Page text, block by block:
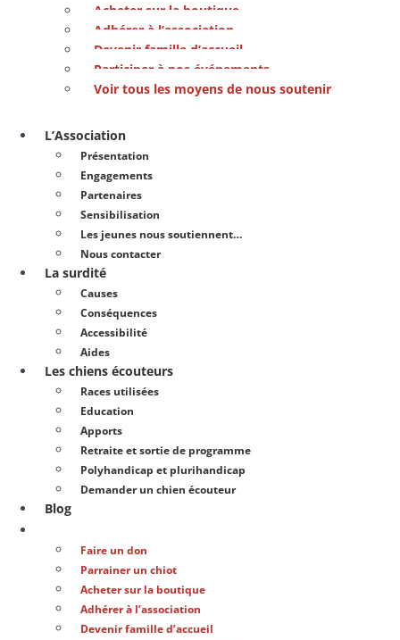
Acheter sur la boutique
Adhérer à l’association
Devenir famille d’accueil
Participer à nos événements
Voir tous les moyens de nous soutenir
L’Association
Présentation
Engagements
Partenaires
Sensibilisation
Les jeunes nous soutiennent…
Nous contacter
La surdité
Causes
Conséquences
Accessibilité
Aides
Les chiens écouteurs
Races utilisées
Education
Apports
Retraite et sortie de programme
Polyhandicap et plurihandicap
Demander un chien écouteur
Blog
Faire un don
Parrainer un chiot
Acheter sur la boutique
Adhérer à l’association
Devenir famille d’accueil